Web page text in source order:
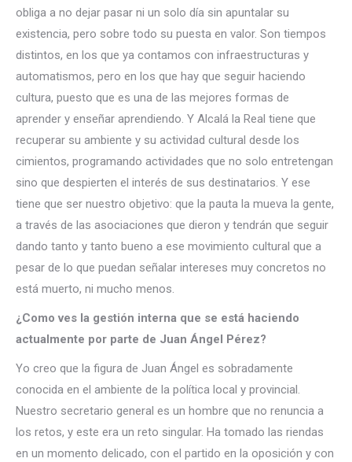
obliga a no dejar pasar ni un solo día sin apuntalar su
existencia, pero sobre todo su puesta en valor. Son tiempos
distintos, en los que ya contamos con infraestructuras y
automatismos, pero en los que hay que seguir haciendo
cultura, puesto que es una de las mejores formas de
aprender y enseñar aprendiendo. Y Alcalá la Real tiene que
recuperar su ambiente y su actividad cultural desde los
cimientos, programando actividades que no solo entretengan
sino que despierten el interés de sus destinatarios. Y ese
tiene que ser nuestro objetivo: que la pauta la mueva la gente,
a través de las asociaciones que dieron y tendrán que seguir
dando tanto y tanto bueno a ese movimiento cultural que a
pesar de lo que puedan señalar intereses muy concretos no
está muerto, ni mucho menos.
¿Como ves la gestión interna que se está haciendo
actualmente por parte de Juan Ángel Pérez?
Yo creo que la figura de Juan Ángel es sobradamente
conocida en el ambiente de la política local y provincial.
Nuestro secretario general es un hombre que no renuncia a
los retos, y este era un reto singular. Ha tomado las riendas
en un momento delicado, con el partido en la oposición y con